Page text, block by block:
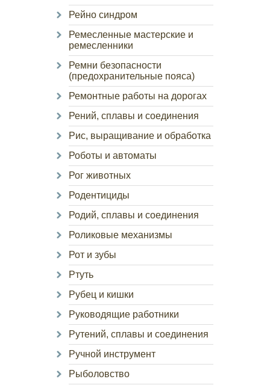
Рейно синдром
Ремесленные мастерские и
ремесленники
Ремни безопасности
(предохранительные пояса)
Ремонтные работы на дорогах
Рений, сплавы и соединения
Рис, выращивание и обработка
Роботы и автоматы
Рог животных
Родентициды
Родий, сплавы и соединения
Роликовые механизмы
Рот и зубы
Ртуть
Рубец и кишки
Руководящие работники
Рутений, сплавы и соединения
Ручной инструмент
Рыболовство